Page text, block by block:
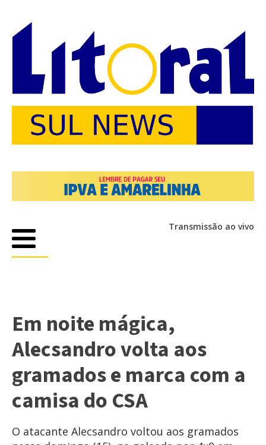
Transmissão ao vivo
Em noite mágica,
Alecsandro volta aos
gramados e marca com a
camisa do CSA
O atacante Alecsandro voltou aos gramados